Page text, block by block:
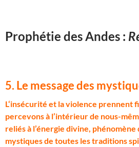
Prophétie des Andes :
5. Le message des
L‘insécurité et la violence prennent
percevons à l’intérieur de nous-
reliés à l’énergie divine,
mystiques de toutes les traditions